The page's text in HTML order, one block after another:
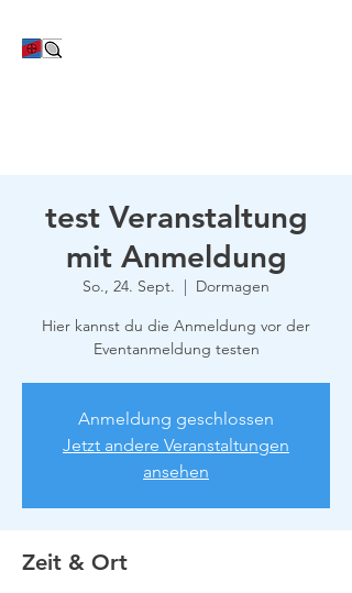
test Veranstaltung
mit Anmeldung
So., 24. Sept.
  |
Dormagen
Hier kannst du die Anmeldung vor der
Eventanmeldung testen
Anmeldung geschlossen
Jetzt andere Veranstaltungen
ansehen
Zeit & Ort